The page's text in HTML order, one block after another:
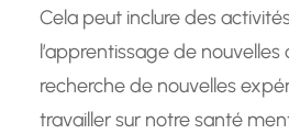
Cela peut inclure des
l’apprentissage de
recherche de nouvelles
travailler sur notre santé